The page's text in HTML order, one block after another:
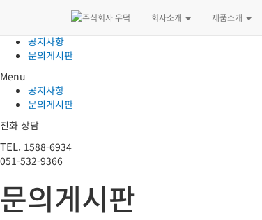
회사소개 제품소개
공지사항
문의게시판
Menu
공지사항
문의게시판
전화 상담
TEL. 1588-6934
051-532-9366
문의게시판